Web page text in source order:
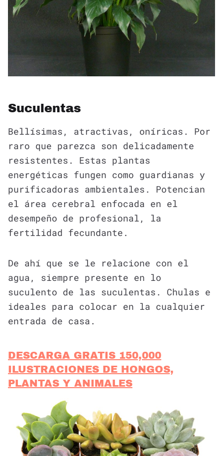
Suculentas
Bellísimas, atractivas, oníricas. Por
raro que parezca son delicadamente
resistentes. Estas plantas
energéticas fungen como guardianas y
purificadoras ambientales. Potencian
el área cerebral enfocada en el
desempeño de profesional, la
fertilidad fecundante.
De ahí que se le relacione con el
agua, siempre presente en lo
suculento de las suculentas. Chulas e
ideales para colocar en la cualquier
entrada de casa.
DESCARGA GRATIS 150,000
ILUSTRACIONES DE HONGOS,
PLANTAS Y ANIMALES